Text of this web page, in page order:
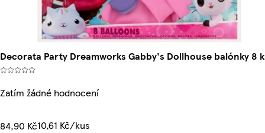
Decorata Party Dreamworks Gabby's Dollhouse balónky 8
Zatím žádné hodnocení
84,90 Kč10,61 Kč/kus